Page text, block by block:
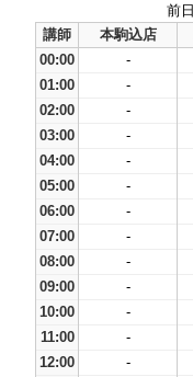
前日
講師
本駒込店
00:00
-
01:00
-
02:00
-
03:00
-
04:00
-
05:00
-
06:00
-
07:00
-
08:00
-
09:00
-
10:00
-
11:00
-
12:00
-